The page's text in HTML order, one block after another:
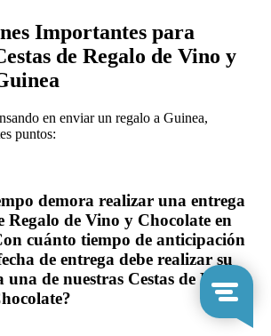
Importantes para
de Regalo de Vino y
en enviar un regalo a Guinea,
puntos:
demora realizar una entrega
Regalo de Vino y Chocolate en
cuánto tiempo de anticipación
de entrega debe realizar su
de nuestras Cestas de Regalo